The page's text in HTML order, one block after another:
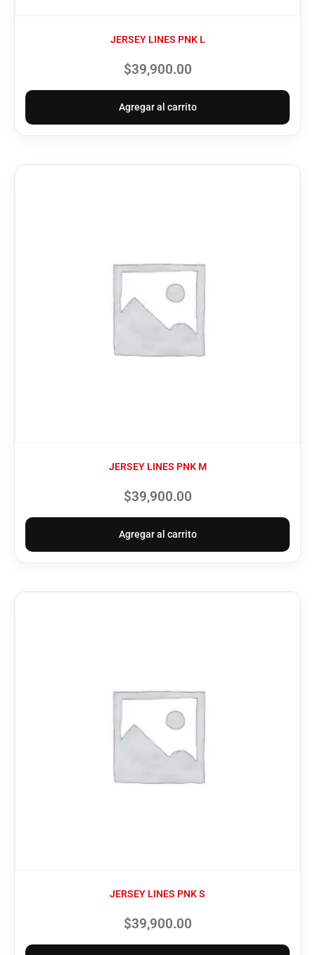
JERSEY LINES PNK L
$39,900.00
Agregar al carrito
JERSEY LINES PNK M
$39,900.00
Agregar al carrito
JERSEY LINES PNK S
$39,900.00